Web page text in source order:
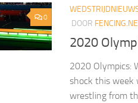
0
DOOR
2020
2020 Olympics:
shock this week
wrestling from